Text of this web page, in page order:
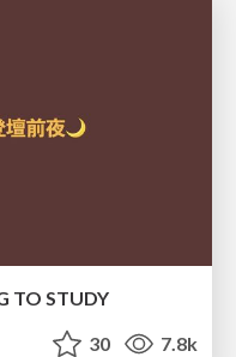
TO STUDY
30 7.8k